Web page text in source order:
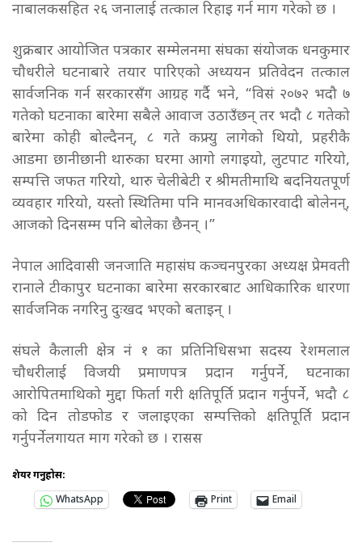
नाबालकसहित २६ जनालाई तत्काल रिहाइ गर्न माग गरेको छ ।
शुक्रबार आयोजित पत्रकार सम्मेलनमा संघका संयोजक धनकुमार
चौधरीले घटनाबारे तयार पारिएको अध्ययन प्रतिवेदन तत्काल
सार्वजनिक गर्न सरकारसँग आग्रह गर्दै भने, “विसं २०७२ भदौ ७
गतेको घटनाका बारेमा सबैले आवाज उठाउँछन् तर भदौ ८ गतेको
बारेमा कोही बोल्दैनन्, ८ गते कफ्र्यु लागेको थियो, प्रहरीकै
आडमा छानीछानी थारुका घरमा आगो लगाइयो, लुटपाट गरियो,
सम्पत्ति जफत गरियो, थारु चेलीबेटी र श्रीमतीमाथि बदनियतपूर्ण
व्यवहार गरियो, यस्तो स्थितिमा पनि मानवअधिकारवादी बोलेनन्,
आजको दिनसम्म पनि बोलेका छैनन् ।”
नेपाल आदिवासी जनजाति महासंघ कञ्चनपुरका अध्यक्ष प्रेमवती
रानाले टीकापुर घटनाका बारेमा सरकारबाट आधिकारिक धारणा
सार्वजनिक नगरिनु दुःखद भएको बताइन् ।
संघले कैलाली क्षेत्र नं १ का प्रतिनिधिसभा सदस्य रेशमलाल
चौधरीलाई विजयी प्रमाणपत्र प्रदान गर्नुपर्ने, घटनाका
आरोपितमाथिको मुद्दा फिर्ता गरी क्षतिपूर्ति प्रदान गर्नुपर्ने, भदौ ८
को दिन तोडफोड र जलाइएका सम्पत्तिको क्षतिपूर्ति प्रदान
गर्नुपर्नेलगायत माग गरेको छ । रासस
शेयर गर्नुहोस:
WhatsApp
Print Email